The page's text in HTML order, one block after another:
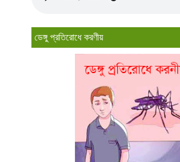
ডেঙ্গু প্রতিরোধে করণীয়